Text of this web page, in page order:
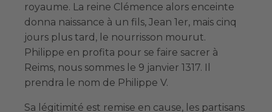
royaume. La reine Clémence alors enceinte
donna naissance à un fils, Jean 1er, mais cinq
jours plus tard, le nourrisson mourut.
Philippe en profita pour se faire sacrer à
Reims, nous sommes le 9 janvier 1317. Il
prendra le nom de Philippe V.
Sa légitimité est remise en cause, les partisans